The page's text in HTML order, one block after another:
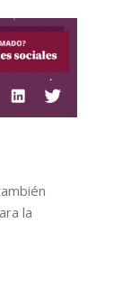
la